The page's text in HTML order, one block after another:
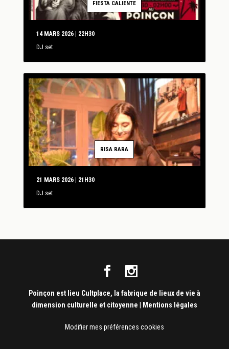
FIESTA CALIENTE
14 MARS 2026 | 22H30
DJ set
RISA RARA
21 MARS 2026 | 21H30
DJ set
Poinçon est lieu Cultplace, la fabrique de lieux de vie à
dimension culturelle et citoyenne
Mentions légales
Modifier mes préférences cookies